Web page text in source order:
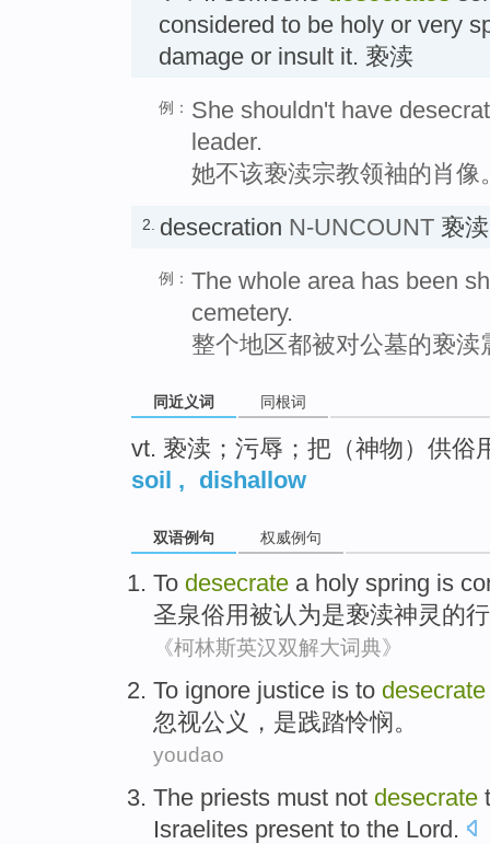
considered to be holy or very
damage or insult it. 亵渎
例： She shouldn't have
leader.
她不该亵渎宗教领袖的肖像
2. desecration N-UNCOUNT 亵渎
例： The whole area has been
cemetery.
整个地区都被对公墓的亵渎
同近义词 同根词
vt. 亵渎；污辱；把（神物）供俗
soil , dishallow
双语例句 权威例句
To desecrate a holy spring is
圣泉俗用被认为是亵渎神灵的
《柯林斯英汉双解大词典》
To ignore justice is to desecrate
忽视公义 ， 是践踏怜悯。
youdao
The priests must not desecrate
Israelites present to the Lord.